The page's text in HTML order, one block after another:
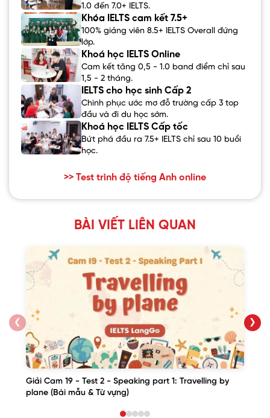
1.0 đến 7.0+ IELTS.
Khóa IELTS cam kết 7.5+
100% giảng viên 8.5+ IELTS Overall đứng
lớp.
Khoá học IELTS Online
Cam kết tăng 0,5 - 1.0 band điểm chỉ sau
1,5 - 2 tháng.
IELTS cho học sinh Cấp 2
Chinh phục ước mơ đỗ trường cấp 3 top
đầu và đi du học sớm.
Khoá học IELTS Cấp tốc
Bứt phá đầu ra 7.5+ IELTS chỉ sau 10 buổi
học.
>> Test trình độ tiếng Anh online
BÀI VIẾT LIÊN QUAN
❮
Giải Cam 19 - Test 2 - Speaking part 1: Travelling by
plane (Bài mẫu & Từ vựng)
❯